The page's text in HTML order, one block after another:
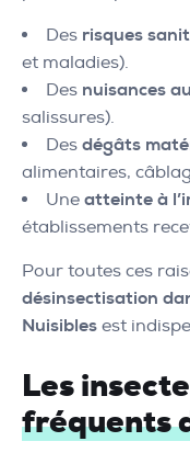
Des risques
et maladies).
Des nuisances
salissures).
Des dégâts
alimentaires,
Une atteinte à
établissements
Pour toutes ces
désinsectisation
Nuisibles est
Les
fréquents